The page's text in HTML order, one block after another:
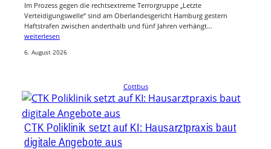
Im Prozess gegen die rechtsextreme Terrorgruppe „Letzte
Verteidigungswelle“ sind am Oberlandesgericht Hamburg gestern
Haftstrafen zwischen anderthalb und fünf Jahren verhängt…
weiterlesen
6. August 2026
Cottbus
CTK Poliklinik setzt auf KI: Hausarztpraxis baut
digitale Angebote aus